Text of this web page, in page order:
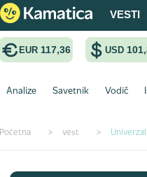
VESTI
EUR 117,36 USD
Analize Savetnik Vodič
Početna > vest >